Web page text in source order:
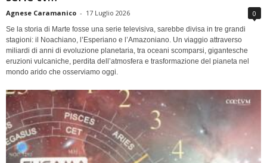
Agnese Caramanico - 17 Luglio 2026 0
Se la storia di Marte fosse una serie televisiva, sarebbe divisa in tre grandi
stagioni: il Noachiano, l’Esperiano e l’Amazoniano. Un viaggio attraverso
miliardi di anni di evoluzione planetaria, tra oceani scomparsi, gigantesche
eruzioni vulcaniche, perdita dell’atmosfera e trasformazione del pianeta nel
mondo arido che osserviamo oggi.